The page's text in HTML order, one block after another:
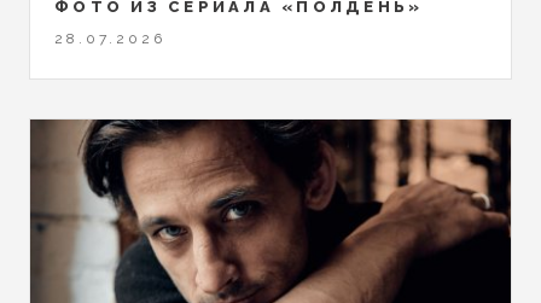
ФОТО ИЗ СЕРИАЛА «ПОЛДЕНЬ»
28.07.2026